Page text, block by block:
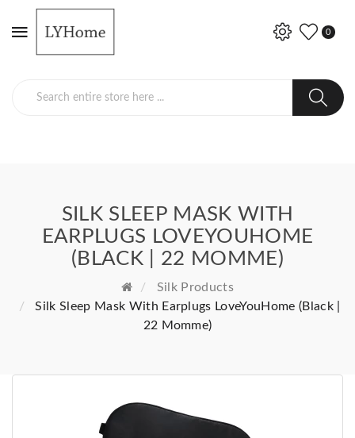
0
SILK SLEEP MASK WITH
EARPLUGS LOVEYOUHOME
(BLACK | 22 MOMME)
Silk Products
Silk Sleep Mask With Earplugs LoveYouHome (Black |
22 Momme)